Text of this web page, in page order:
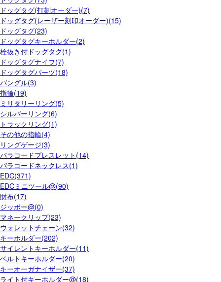
ドッグタグ(打刻オーダー)(7)
ドッグタグ(レーザー刻印オーダー)(15)
ドッグタグ(23)
ドッグタグキーホルダー(2)
栓抜き付ドッグタグ(1)
ドッグタグナイフ(7)
ドッグタグパーツ(18)
バングル(3)
指輪(19)
ミリタリーリング(5)
シルバーリング(6)
トラックリング(1)
その他の指輪(4)
リングゲージ(3)
パラコードブレスレット(14)
パラコードネックレス(1)
EDC(371)
EDCミニツール@(90)
財布(17)
ジッポー@(0)
マネークリップ(23)
ウォレットチェーン(32)
キーホルダー(202)
サイレントキーホルダー(11)
ベルトキーホルダー(20)
キーオーガナイザー(37)
ライト付キーホルダー@(18)